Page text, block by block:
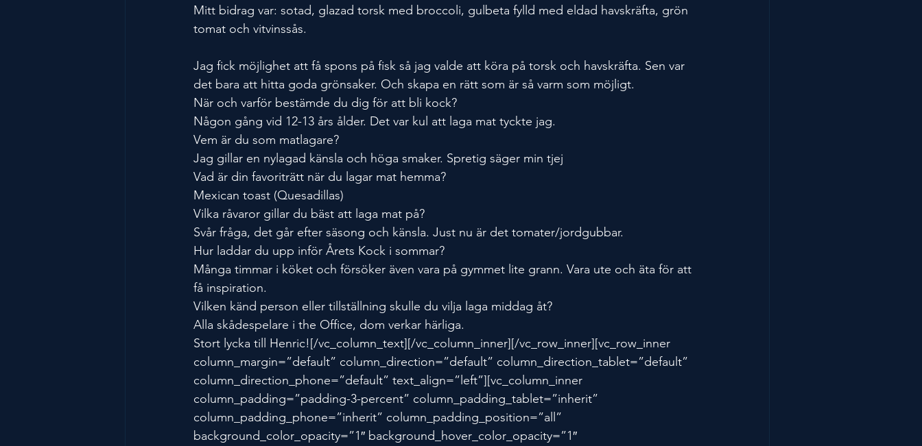
Mitt bidrag var: sotad, glazad torsk med broccoli, gulbeta fylld med eldad havskräfta, grön
tomat och vitvinssås.
Jag fick möjlighet att få spons på fisk så jag valde att köra på torsk och havskräfta. Sen var
det bara att hitta goda grönsaker. Och skapa en rätt som är så varm som möjligt.
När och varför bestämde du dig för att bli kock?
Någon gång vid 12-13 års ålder. Det var kul att laga mat tyckte jag.
Vem är du som matlagare?
Jag gillar en nylagad känsla och höga smaker. Spretig säger min tjej
Vad är din favoriträtt när du lagar mat hemma?
Mexican toast (Quesadillas)
Vilka råvaror gillar du bäst att laga mat på?
Svår fråga, det går efter säsong och känsla. Just nu är det tomater/jordgubbar.
Hur laddar du upp inför Årets Kock i sommar?
Många timmar i köket och försöker även vara på gymmet lite grann. Vara ute och äta för att
få inspiration.
Vilken känd person eller tillställning skulle du vilja laga middag åt?
Alla skådespelare i the Office, dom verkar härliga.
Stort lycka till Henric![/vc_column_text][/vc_column_inner][/vc_row_inner][vc_row_inner
column_margin=”default” column_direction=”default” column_direction_tablet=”default”
column_direction_phone=”default” text_align=”left”][vc_column_inner
column_padding=”padding-3-percent” column_padding_tablet=”inherit”
column_padding_phone=”inherit” column_padding_position=”all”
background_color_opacity=”1″ background_hover_color_opacity=”1″